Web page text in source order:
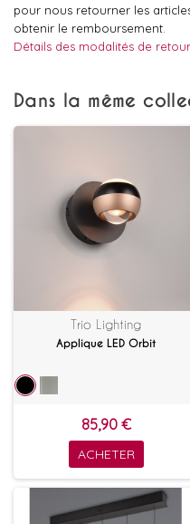
pour nous retourner les
obtenir le remboursement.
Détails des modalités de retour
Dans la même
Trio Lighting
Applique LED Orbit
85,90 €
ACHETER